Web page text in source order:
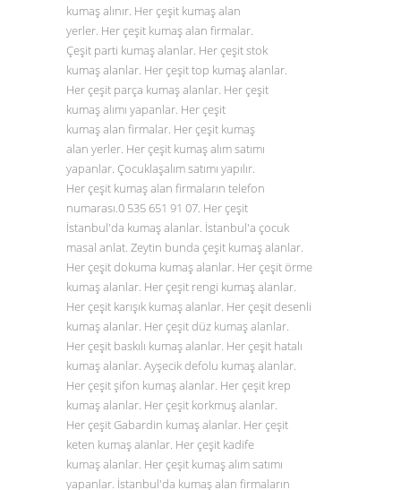
kumaş alınır. Her çeşit kumaş alan
yerler. Her çeşit kumaş alan firmalar.
Çeşit parti kumaş alanlar. Her çeşit stok
kumaş alanlar. Her çeşit top kumaş alanlar.
Her çeşit parça kumaş alanlar. Her çeşit
kumaş alımı yapanlar. Her çeşit
kumaş alan firmalar. Her çeşit kumaş
alan yerler. Her çeşit kumaş alım satımı
yapanlar. Çocuklaşalım satımı yapılır.
Her çeşit kumaş alan firmaların telefon
numarası.0 535 651 91 07. Her çeşit
İstanbul'da kumaş alanlar. İstanbul'a çocuk
masal anlat. Zeytin bunda çeşit kumaş alanlar.
Her çeşit dokuma kumaş alanlar. Her çeşit örme
kumaş alanlar. Her çeşit rengi kumaş alanlar.
Her çeşit karışık kumaş alanlar. Her çeşit desenli
kumaş alanlar. Her çeşit düz kumaş alanlar.
Her çeşit baskılı kumaş alanlar. Her çeşit hatalı
kumaş alanlar. Ayşecik defolu kumaş alanlar.
Her çeşit şifon kumaş alanlar. Her çeşit krep
kumaş alanlar. Her çeşit korkmuş alanlar.
Her çeşit Gabardin kumaş alanlar. Her çeşit
keten kumaş alanlar. Her çeşit kadife
kumaş alanlar. Her çeşit kumaş alım satımı
yapanlar. İstanbul'da kumaş alan firmaların